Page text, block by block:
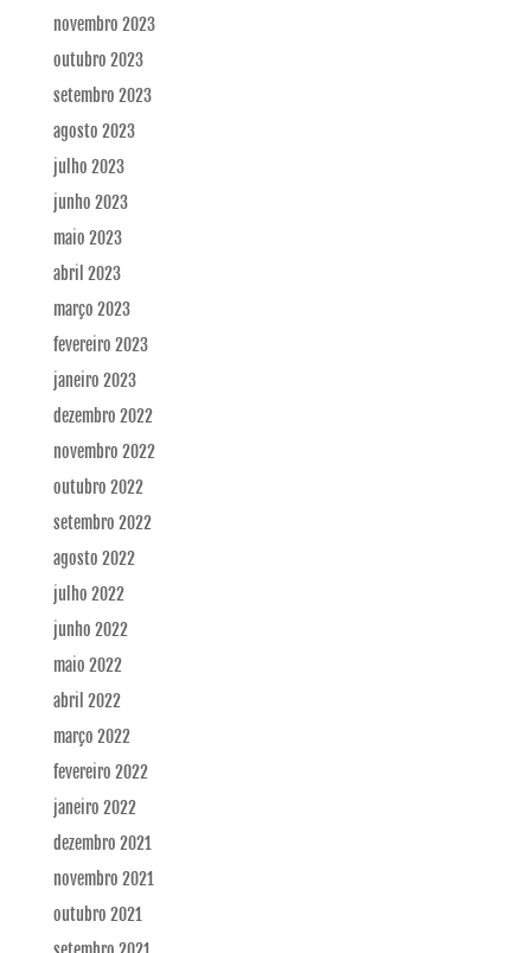
novembro 2023
outubro 2023
setembro 2023
agosto 2023
julho 2023
junho 2023
maio 2023
abril 2023
março 2023
fevereiro 2023
janeiro 2023
dezembro 2022
novembro 2022
outubro 2022
setembro 2022
agosto 2022
julho 2022
junho 2022
maio 2022
abril 2022
março 2022
fevereiro 2022
janeiro 2022
dezembro 2021
novembro 2021
outubro 2021